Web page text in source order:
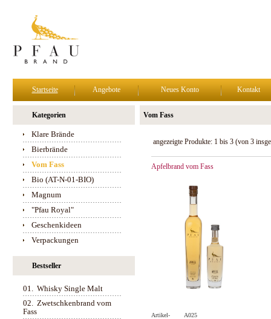
Startseite Angebote Neues Konto Kontakt
Kategorien
Klare Brände
Bierbrände
Vom Fass
Bio (AT-N-01-BIO)
Magnum
"Pfau Royal"
Geschenkideen
Verpackungen
Bestseller
01. Whisky Single Malt
02. Zwetschkenbrand vom
Fass
Vom Fass
angezeigte Produkte: 1 bis 3 (von 3
Apfelbrand vom Fass
Artikel-
A025